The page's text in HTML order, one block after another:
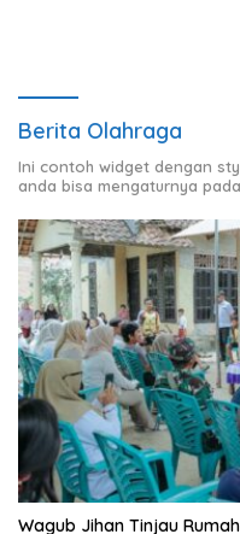
Berita Olahraga
Ini contoh widget dengan
anda bisa mengaturnya
Wagub Jihan Tinjau